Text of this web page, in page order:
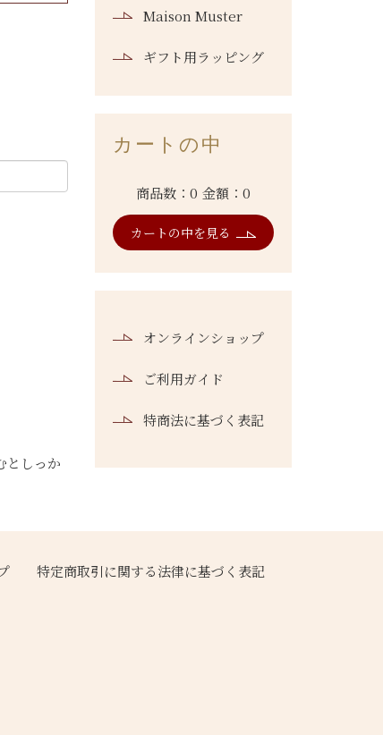
としっか
Maison Muster
ギフト用ラッピング
カートの中
商品数：0 金額：0
カートの中を見る
オンラインショップ
ご利用ガイド
特商法に基づく表記
特定商取引に関する法律に基づく表記